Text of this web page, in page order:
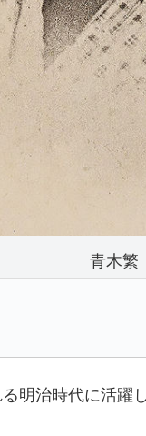
青木繁
明治時代に活躍